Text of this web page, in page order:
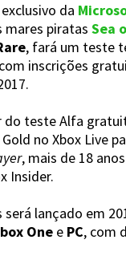
da
mares piratasSea
, fará um teste
inscrições
do teste Alfa
no Xbox Live
, mais de 18
Insider.
será lançado em
One e PC, com